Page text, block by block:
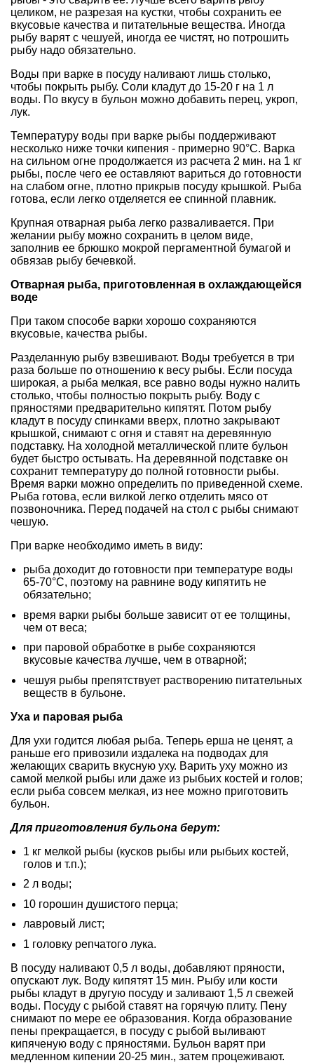
целиком, не разрезая на кустки, чтобы сохранить ее
вкусовые качества и питательные вещества. Иногда
рыбу варят с чешуей, иногда ее чистят, но потрошить
рыбу надо обязательно.
Воды при варке в посуду наливают лишь столько,
чтобы покрыть рыбу. Соли кладут до 15-20 г на 1 л
воды. По вкусу в бульон можно добавить перец, укроп,
лук.
Температуру воды при варке рыбы поддерживают
несколько ниже точки кипения - примерно 90°С. Варка
на сильном огне продолжается из расчета 2 мин. на 1 кг
рыбы, после чего ее оставляют вариться до готовности
на слабом огне, плотно прикрыв посуду крышкой. Рыба
готова, если легко отделяется ее спинной плавник.
Крупная отварная рыба легко разваливается. При
желании рыбу можно сохранить в целом виде,
заполнив ее брюшко мокрой пергаментной бумагой и
обвязав рыбу бечевкой.
Отварная рыба, приготовленная в охлаждающейся
воде
При таком способе варки хорошо сохраняются
вкусовые, качества рыбы.
Разделанную рыбу взвешивают. Воды требуется в три
раза больше по отношению к весу рыбы. Если посуда
широкая, а рыба мелкая, все равно воды нужно налить
столько, чтобы полностью покрыть рыбу. Воду с
пряностями предварительно кипятят. Потом рыбу
кладут в посуду спинками вверх, плотно закрывают
крышкой, снимают с огня и ставят на деревянную
подставку. На холодной металлической плите бульон
будет быстро остывать. На деревянной подставке он
сохранит температуру до полной готовности рыбы.
Время варки можно определить по приведенной схеме.
Рыба готова, если вилкой легко отделить мясо от
позвоночника. Перед подачей на стол с рыбы снимают
чешую.
При варке необходимо иметь в виду:
рыба доходит до готовности при температуре воды
65-70°С, поэтому на равнине воду кипятить не
обязательно;
время варки рыбы больше зависит от ее толщины,
чем от веса;
при паровой обработке в рыбе сохраняются
вкусовые качества лучше, чем в отварной;
чешуя рыбы препятствует растворению питательных
веществ в бульоне.
Уха и паровая рыба
Для ухи годится любая рыба. Теперь ерша не ценят, а
раньше его привозили издалека на подводах для
желающих сварить вкусную уху. Варить уху можно из
самой мелкой рыбы или даже из рыбьих костей и голов;
если рыба совсем мелкая, из нее можно приготовить
бульон.
Для приготовления бульона берут:
1 кг мелкой рыбы (кусков рыбы или рыбьих костей,
голов и т.п.);
2 л воды;
10 горошин душистого перца;
лавровый лист;
1 головку репчатого лука.
В посуду наливают 0,5 л воды, добавляют пряности,
опускают лук. Воду кипятят 15 мин. Рыбу или кости
рыбы кладут в другую посуду и заливают 1,5 л свежей
воды. Посуду с рыбой ставят на горячую плиту. Пену
снимают по мере ее образования. Когда образование
пены прекращается, в посуду с рыбой выливают
кипяченую воду с пряностями. Бульон варят при
медленном кипении 20-25 мин., затем процеживают.